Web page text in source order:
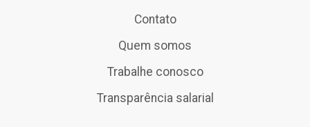
Contato
Quem somos
Trabalhe conosco
Transparência salarial